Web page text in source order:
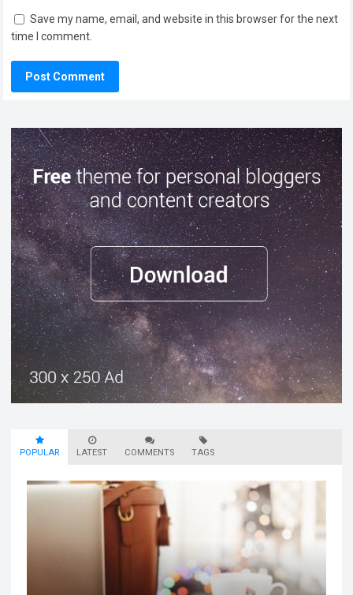
Save my name, email, and website in this browser for the next
time I comment.
POPULAR LATEST COMMENTS TAGS